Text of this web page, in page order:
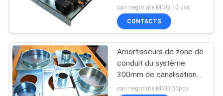
de zone déclenche des
amortisseurs de zone de
la CAHT
can negotiate MOQ:10 pcs
CONTACTS
Amortisseurs de zone de
conduit du système
300mm de canalisation
d'extraction de
can negotiate MOQ:50pcs